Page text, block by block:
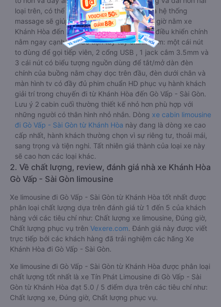
loại trên, có thể lăn lộn thoải mái. Đặc biệt là hệ thống
massage sẽ giúp bạn thư giãn trong những giờ nằm xe
Khánh Hòa đến Gò Vấp - Sài Gòn dài. Bảng điều khiển chính
nằm ngay cạnh đầu để tiện tay tuỳ chỉnh gồm: một cái nút
to đùng để gọi tiếp viên, 2 cổng USB , 1 jack cắm 3.5mm và
3 cái nút có biểu tượng nguồn dùng để tắt/mở dàn đèn
chính của buồng nằm chạy dọc trên đầu, đèn dưới chân và
màn hình tv có đầy đủ phim chuẩn HD phục vụ hành khách
giải trí trong chuyến đi từ Khánh Hòa đến Gò Vấp - Sài Gòn.
Lưu ý 2 cabin cuối thường thiết kế nhỏ hơn phù hợp với
những người có thân hình nhỏ nhắn. Dòng xe cabin limousine
đi Gò Vấp - Sài Gòn từ Khánh Hòa này đang là dòng xe cao
cấp nhất, hành khách thường chọn vì sự riêng tư, thoải mái,
sang trọng và tiện nghi. Tất nhiên giá thành của loại xe này
sẽ cao hơn các loại khác.
2. Về chất lượng, review, đánh giá nhà xe Khánh Hòa
Gò Vấp - Sài Gòn limousine
Xe limousine đi Gò Vấp - Sài Gòn từ Khánh Hòa tốt nhất được
phân loại chất lượng dựa trên đánh giá từ 1 đến 5 của khách
hàng với các tiêu chí như: Chất lượng xe limousine, Đúng giờ,
Chất lượng phục vụ trên Vexere.com. Đánh giá này được viết
trực tiếp bởi các khách hàng đã trải nghiệm các hãng Xe
Khánh Hòa đi Gò Vấp - Sài Gòn.
Xe limousine đi Gò Vấp - Sài Gòn từ Khánh Hòa được phân loại
chất lượng tốt nhất là xe Tín Phát Limousine đi Gò Vấp - Sài
Gòn từ Khánh Hòa đạt 5.0 / 5 điểm dựa trên các tiêu chí như:
Chất lượng xe, Đúng giờ, Chất lượng phục vụ.